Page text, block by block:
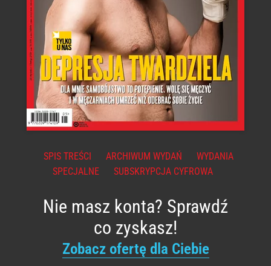
SPIS TREŚCI ARCHIWUM WYDAŃ
WYDANIA
SPECJALNE
SUBSKRYPCJA CYFROWA
Nie masz konta? Sprawdź
co zyskasz!
Zobacz ofertę dla Ciebie